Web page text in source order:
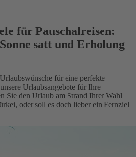
für Pauschalreisen:
satt und Erholung
für eine perfekte
Urlaubsangebote für Ihre
Sie den Urlaub am Strand Ihrer Wahl
oder soll es doch lieber ein Fernziel